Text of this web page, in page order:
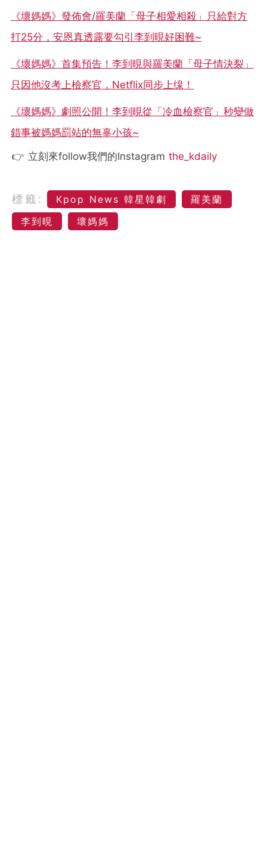
《壞媽媽》發佈會/羅美蘭「母子相愛相殺」只給對方
打25分，安恩真透露要勾引李到晛好困難~
《壞媽媽》首集預告！李到晛與羅美蘭「母子情決裂」
只因他沒考上檢察官，Netflix同步上缐！
《壞媽媽》劇照公開！李到晛從「冷血檢察官」秒變做
錯事被媽媽罰站的無辜小孩~
👉 立刻來follow我們的Instagram the_kdaily
標籤: Kpop News 韓星韓劇
羅美蘭
李到晛
壞媽媽